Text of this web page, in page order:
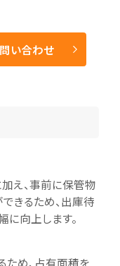
い合わせ
え、事前に保管物
きるため、出庫待
向上します。
ため、占有面積を